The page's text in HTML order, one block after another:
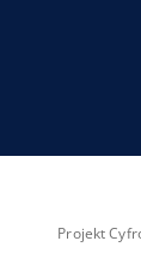
Projekt